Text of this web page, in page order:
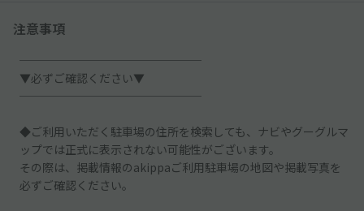
注意事項
────────────────
▼必ずご確認ください▼
────────────────
◆ご利用いただく駐車場の住所を検索しても、ナビやグーグルマ
ップでは正式に表示されない可能性がございます。
その際は、掲載情報のakippaご利用駐車場の地図や掲載写真を
必ずご確認ください。